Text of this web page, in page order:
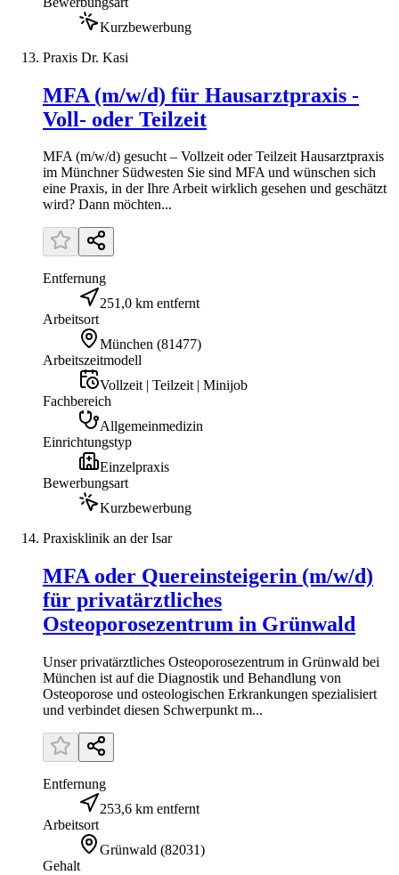
Kurzbewerbung
Praxis Dr. Kasi
MFA (m/w/d) für Hausarztpraxis -
Voll- oder Teilzeit
MFA (m/w/d) gesucht – Vollzeit oder Teilzeit Hausarztpraxis
im Münchner Südwesten Sie sind MFA und wünschen sich
eine Praxis, in der Ihre Arbeit wirklich gesehen und geschätzt
wird? Dann möchten...
Entfernung
251,0 km entfernt
Arbeitsort
München (81477)
Arbeitszeitmodell
Vollzeit | Teilzeit | Minijob
Fachbereich
Allgemeinmedizin
Einrichtungstyp
Einzelpraxis
Bewerbungsart
Kurzbewerbung
Praxisklinik an der Isar
MFA oder Quereinsteigerin (m/w/d)
für privatärztliches
Osteoporosezentrum in Grünwald
Unser privatärztliches Osteoporosezentrum in Grünwald bei
München ist auf die Diagnostik und Behandlung von
Osteoporose und osteologischen Erkrankungen spezialisiert
und verbindet diesen Schwerpunkt m...
Entfernung
253,6 km entfernt
Arbeitsort
Grünwald (82031)
Gehalt